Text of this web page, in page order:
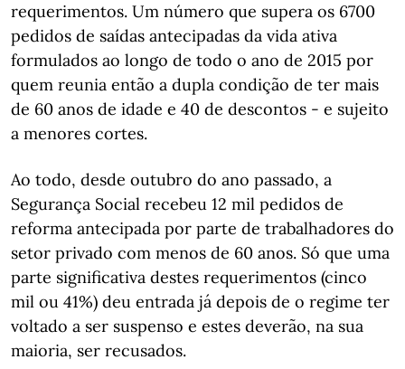
requerimentos. Um número que supera os 6700
pedidos de saídas antecipadas da vida ativa
formulados ao longo de todo o ano de 2015 por
quem reunia então a dupla condição de ter mais
de 60 anos de idade e 40 de descontos - e sujeito
a menores cortes.
Ao todo, desde outubro do ano passado, a
Segurança Social recebeu 12 mil pedidos de
reforma antecipada por parte de trabalhadores do
setor privado com menos de 60 anos. Só que uma
parte significativa destes requerimentos (cinco
mil ou 41%) deu entrada já depois de o regime ter
voltado a ser suspenso e estes deverão, na sua
maioria, ser recusados.